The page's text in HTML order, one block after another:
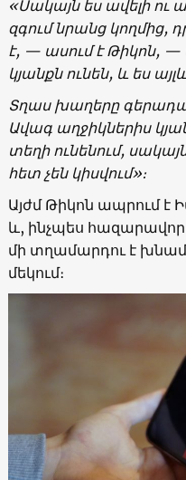
«Սակայն ես ավելի ու
զգում նրանց կողմից,
է, — ասում է Թիկոն, —
կյանքն ունեն, և ես
Տղաս խաղերը
Ավագ աղջիկներիս
տեղի ունենում,
հետ չեն կիսվում»։
Այժմ Թիկոն ապրում է
և, ինչպես
մի տղամարդու է
մեկում։